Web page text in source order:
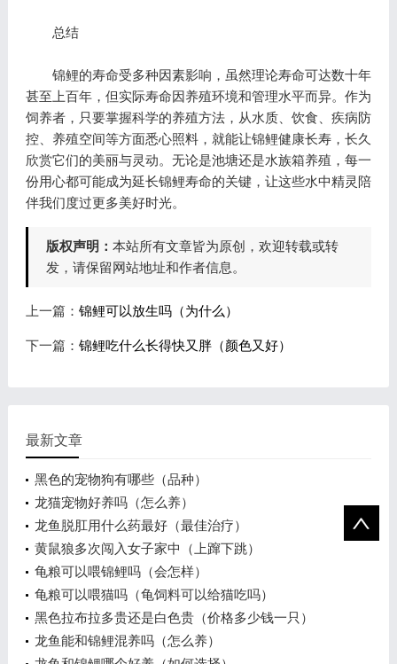
总结
锦鲤的寿命受多种因素影响，虽然理论寿命可达数十年
甚至上百年，但实际寿命因养殖环境和管理水平而异。作为
饲养者，只要掌握科学的养殖方法，从水质、饮食、疾病防
控、养殖空间等方面悉心照料，就能让锦鲤健康长寿，长久
欣赏它们的美丽与灵动。无论是池塘还是水族箱养殖，每一
份用心都可能成为延长锦鲤寿命的关键，让这些水中精灵陪
伴我们度过更多美好时光。
版权声明： 本站所有文章皆为原创，欢迎转载或转
发，请保留网站地址和作者信息。
上一篇： 锦鲤可以放生吗（为什么）
下一篇： 锦鲤吃什么长得快又胖（颜色又好）
最新文章
黑色的宠物狗有哪些（品种）
龙猫宠物好养吗（怎么养）
龙鱼脱肛用什么药最好（最佳治疗）
黄鼠狼多次闯入女子家中（上蹿下跳）
龟粮可以喂锦鲤吗（会怎样）
龟粮可以喂猫吗（龟饲料可以给猫吃吗）
黑色拉布拉多贵还是白色贵（价格多少钱一只）
龙鱼能和锦鲤混养吗（怎么养）